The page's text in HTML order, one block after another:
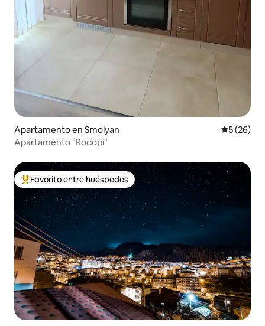
Apartamento en Smolyan
5 (26)
Apartamento "Rodopi"
Favorito entre huéspedes preferido
Favorito entre huéspedes